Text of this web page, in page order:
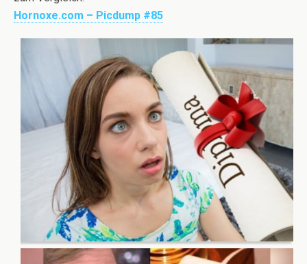
Weil die 10-Year-Challenge ja gerade schwer angesagt ist,
hier mal ein Picdump von vor ziemlich genau 10 Jahren
zum Vergleich:
Hornoxe.com – Picdump #85